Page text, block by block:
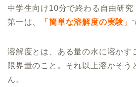
中学生向け10分で終わる自由研
第一は、
「簡単な溶解度の実験」
溶解度とは、ある量の水に溶かす
限界量のこと。それ以上溶かそう
ん。